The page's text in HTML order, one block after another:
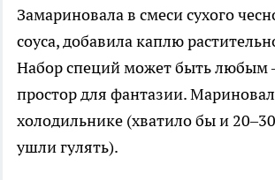
Замариновала в смеси сухого
соуса, добавила каплю
Набор специй может быть любым
простор для фантазии.
холодильнике (хватило бы и
ушли гулять).